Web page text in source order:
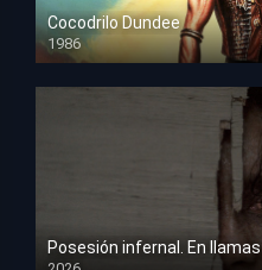
Cocodrilo Dundee
1986
HD 1080p
Posesión infernal. En llamas